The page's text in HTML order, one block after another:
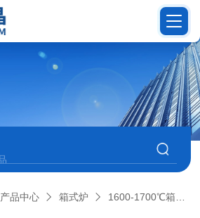
产品中心 箱式炉 1600-1700℃箱式炉